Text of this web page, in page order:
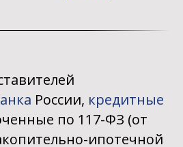
России, кредитные
по 117-ФЗ (от
ипотечной